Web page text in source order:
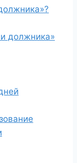
должника»